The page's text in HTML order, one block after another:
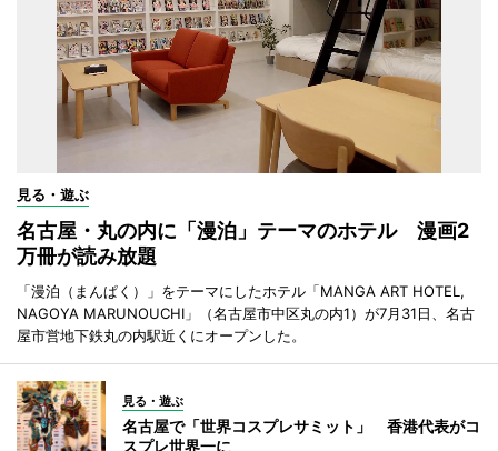
見る・遊ぶ
名古屋・丸の内に「漫泊」テーマのホテル 漫画2
万冊が読み放題
「漫泊（まんぱく）」をテーマにしたホテル「MANGA ART HOTEL,
NAGOYA MARUNOUCHI」（名古屋市中区丸の内1）が7月31日、名古
屋市営地下鉄丸の内駅近くにオープンした。
見る・遊ぶ
名古屋で「世界コスプレサミット」 香港代表がコ
スプレ世界一に